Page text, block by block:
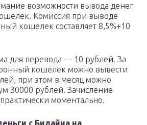
возможности вывода денег
Комиссия при выводе
кошелек составляет 8,5%+10
для перевода — 10 рублей. За
кошелек можно вывести
при этом в месяц можно
30000 рублей. Зачисление
моментально.
с Билайна на